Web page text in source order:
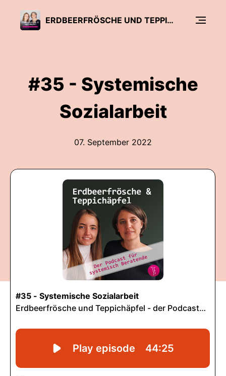
ERDBEERFRÖSCHE UND TEPPICHÄPFEL
#35 - Systemische
Sozialarbeit
07. September 2022